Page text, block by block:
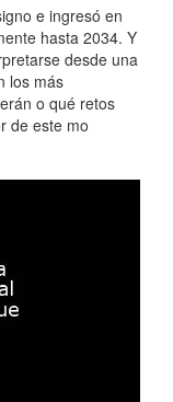
e ingresó en
hasta 2034. Y
desde una
los más
o qué retos
de este mo